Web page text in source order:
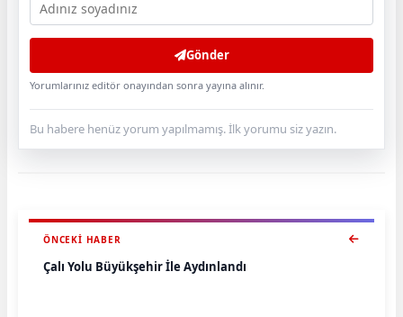
Gönder
Yorumlarınız editör onayından sonra yayına alınır.
Bu habere henüz yorum yapılmamış. İlk yorumu siz yazın.
ÖNCEKI HABER
Çalı Yolu Büyükşehir İle Aydınlandı